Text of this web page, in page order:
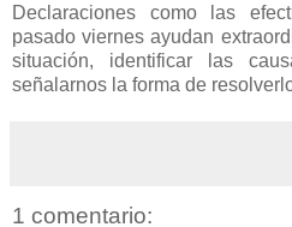
Declaraciones como las
pasado viernes ayudan
situación, identificar las
señalarnos la forma de
1 comentario: